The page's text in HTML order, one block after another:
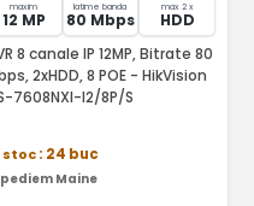
maxim
12 MP
latime banda
80 Mbps
max 2 x
HDD
8 canale IP 12MP, Bitrate 80
2xHDD, 8 POE - HikVision
7608NXI-I2/8P/S
stoc: 24 buc
Maine